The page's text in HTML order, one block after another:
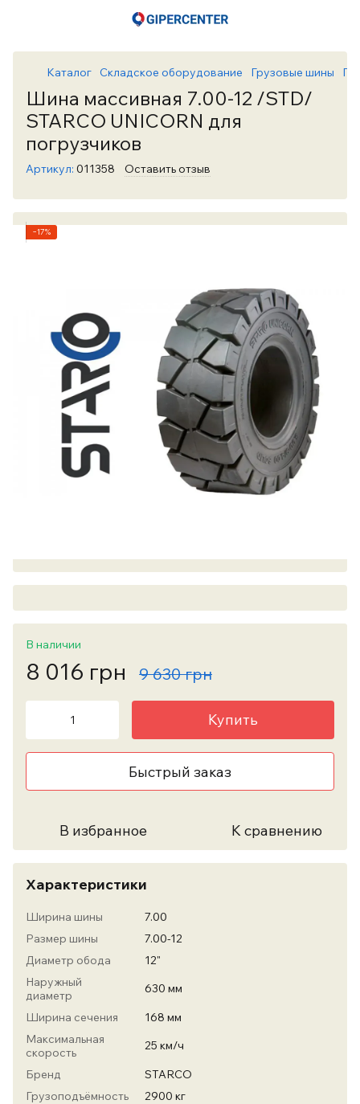
Каталог Складское оборудование Грузовые шины
Шина массивная 7.00-12 /STD/
STARCO UNICORN для
погрузчиков
Артикул: 011358 Оставить отзыв
−17%
В наличии
8 016 грн 9 630 грн
Купить
Быстрый заказ
В избранное К сравнению
Характеристики
Ширина шины
7.00
Размер шины
7.00-12
Диаметр обода
12"
Наружный
диаметр
630 мм
Ширина сечения
168 мм
Максимальная
скорость
25 км/ч
Бренд
STARCO
Грузоподъёмность
2900 кг